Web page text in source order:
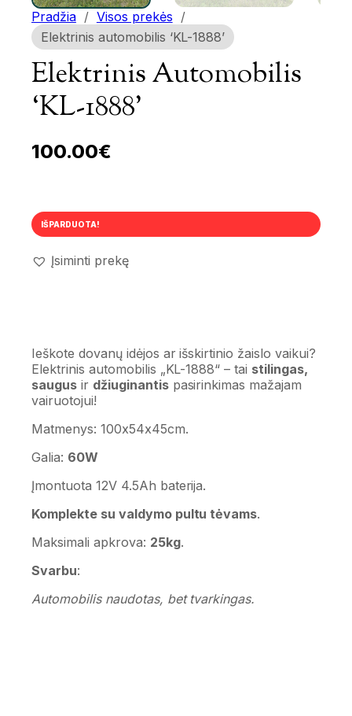
Pradžia / Visos prekės /
Elektrinis automobilis ‘KL-1888’
Elektrinis Automobilis
‘KL-1888’
100.00€
IŠPARDUOTA!
Įsiminti prekę
Ieškote dovanų idėjos ar išskirtinio žaislo vaikui?
Elektrinis automobilis „KL-1888“ – tai stilingas,
saugusir džiuginantispasirinkimas mažajam
vairuotojui!
Matmenys: 100x54x45cm.
Galia: 60W
Įmontuota 12V 4.5Ah baterija.
Komplekte su valdymo pultu tėvams.
Maksimali apkrova: 25kg.
Svarbu:
Automobilis naudotas, bet tvarkingas.